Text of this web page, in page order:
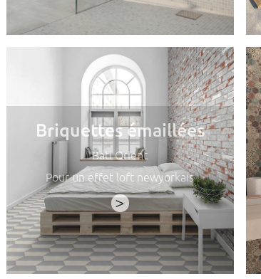
Briquettes émaillées
Bati Orient
Pour un effet loft newyorkais
>